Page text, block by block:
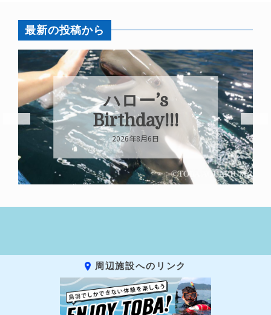
最新の投稿から
ハロー’s
Birthday!!!
2026年8月6日
周辺施設へのリンク